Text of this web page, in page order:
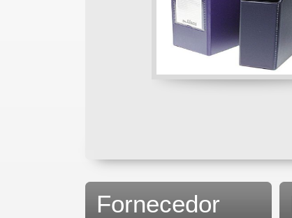
Fornecedor